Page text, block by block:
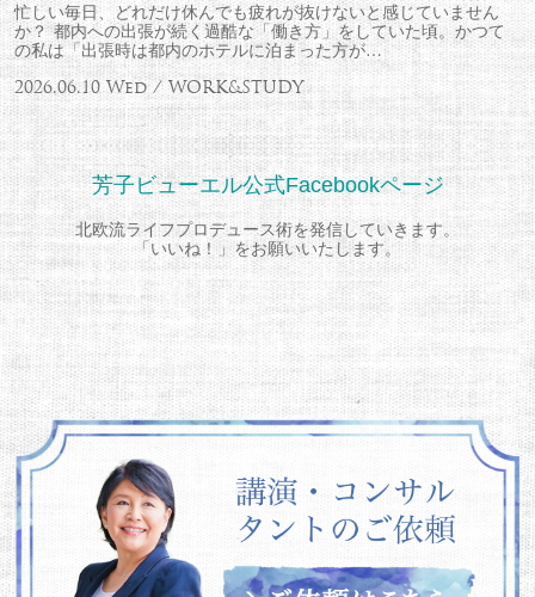
忙しい毎日、どれだけ休んでも疲れが抜けないと感じていません
か？ 都内への出張が続く過酷な「働き方」をしていた頃。かつて
の私は「出張時は都内のホテルに泊まった方が…
2026.06.10 Wed / WORK&STUDY
芳子ビューエル公式Facebookページ
北欧流ライフプロデュース術を発信していきます。
「いいね！」をお願いいたします。